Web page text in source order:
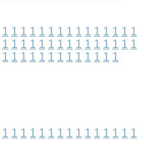
1 1 1 1 1 1 1 1 1 1 1 1 1 1 1
1 1 1 1 1 1 1 1 1 1 1 1 1 1 1
1 1 1 1 1 1 1 1 1 1 1 1 1
1 1 1 1 1 1 1 1 1 1 1 1 1 1 1